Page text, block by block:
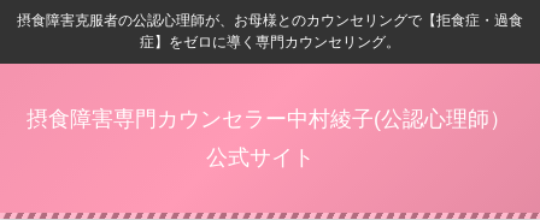
摂食障害克服者の公認心理師が、お母様とのカウンセリングで【拒食症・過食
症】をゼロに導く専門カウンセリング。
摂食障害専門カウンセラー中村綾子(公認心理師）
公式サイト